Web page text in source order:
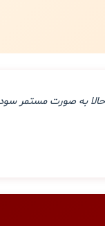
به صورت مستمر